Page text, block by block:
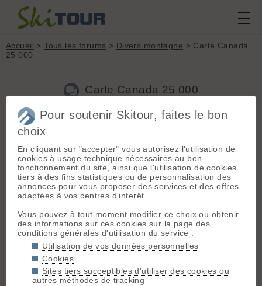
Accueil >Tous les forums > Divers montagne > Carte Canada
25 000
Carte Canada 25 000
Nouveau sujet
skieur_alpha
- Le 26/12/2016 20:29
Bonjour,
Savez-vous si il existe une version numérique de geoportail
pour le Canada, carte au 25 000 de Colombie Britanique en
particulier.
Merci!
Connectez-vous pour poster
Pour soutenir Skitour, faites le bon
choix
En cliquant sur "accepter" vous autorisez l'utilisation de
cookies à usage technique nécessaires au bon
fonctionnement du site, ainsi que l'utilisation de cookies
tiers à des fins statistiques ou de personnalisation des
annonces pour vous proposer des services et des offres
adaptées à vos centres d'interêt.
Vous pouvez à tout moment modifier ce choix ou obtenir
des informations sur ces cookies sur la page des
conditions générales d'utilisation du service :
Utilisation de vos données personnelles
Cookies
Sites tiers succeptibles d'utiliser des cookies ou
autres méthodes de tracking